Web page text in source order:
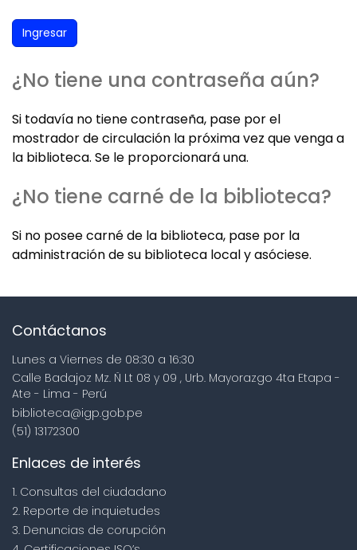
¿No tiene una contraseña aún?
Si todavía no tiene contraseña, pase por el
mostrador de circulación la próxima vez que venga a
la biblioteca. Se le proporcionará una.
¿No tiene carné de la biblioteca?
Si no posee carné de la biblioteca, pase por la
administración de su biblioteca local y asóciese.
Contáctanos
Lunes a Viernes de 08:30 a 16:30
Calle Badajoz Mz. Ñ Lt 08 y 09 , Urb. Mayorazgo 4ta Etapa -
Ate - Lima - Perú
biblioteca@igp.gob.pe
(51) 13172300
Enlaces de interés
1. Consultas del ciudadano
2. Reporte de inquietudes
3. Denuncias de corupción